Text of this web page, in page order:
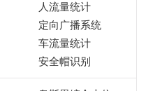
人流量统计
定向广播系统
车流量统计
安全帽识别